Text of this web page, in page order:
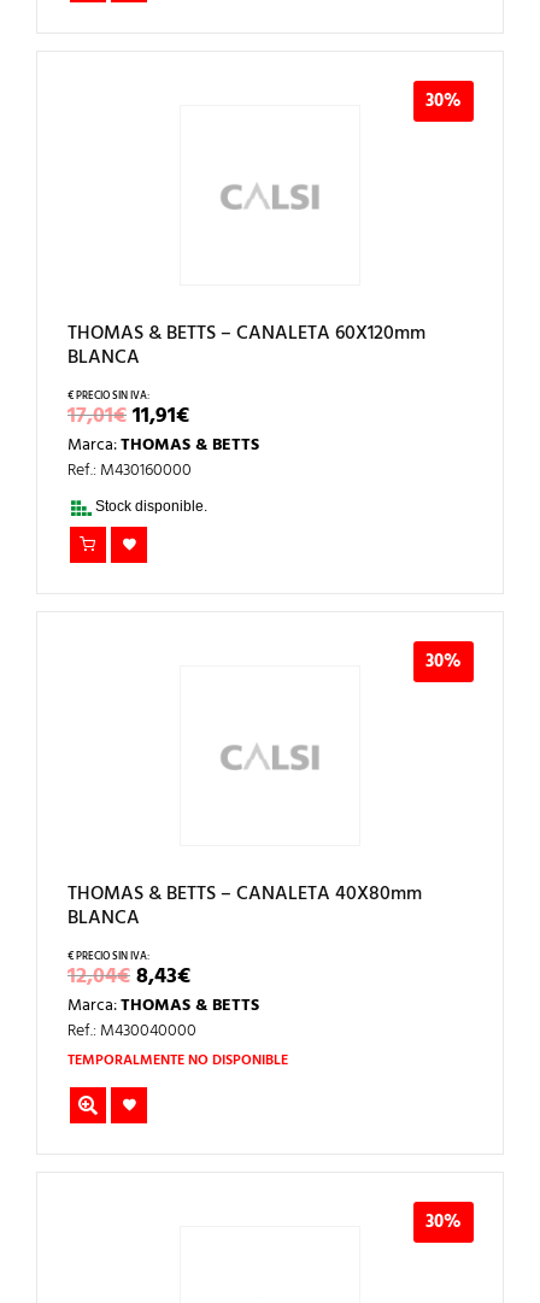
30%
THOMAS & BETTS – CANALETA 60X120mm
BLANCA
17,01€EL
PRECIO
ORIGINAL
ERA:
17,01€.
11,91€EL
PRECIO
ACTUAL
ES:
11,91€.
Marca:THOMAS & BETTS
Ref.: M430160000
Stock disponible.
30%
THOMAS & BETTS – CANALETA 40X80mm
BLANCA
12,04€EL
PRECIO
ORIGINAL
ERA:
12,04€.
8,43€EL
PRECIO
ACTUAL
ES:
8,43€.
Marca:THOMAS & BETTS
Ref.: M430040000
TEMPORALMENTE NO DISPONIBLE
30%